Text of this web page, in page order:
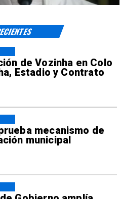
de Vozinha en Colo
Estadio y Contrato
mecanismo de
municipal